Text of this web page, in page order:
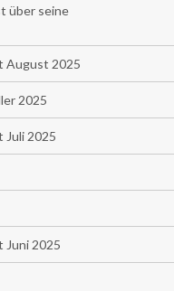
über seine
August 2025
2025
Juli 2025
Juni 2025